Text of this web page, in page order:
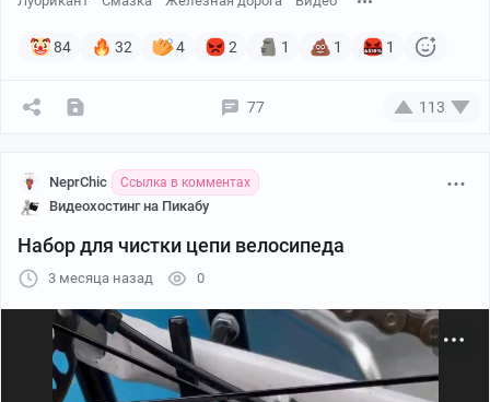
84 32 4 2 1 1 1
77 113
NeprChic Ссылка в комментах
Видеохостинг на Пикабу
Набор для чистки цепи велосипеда
3 месяца назад 0